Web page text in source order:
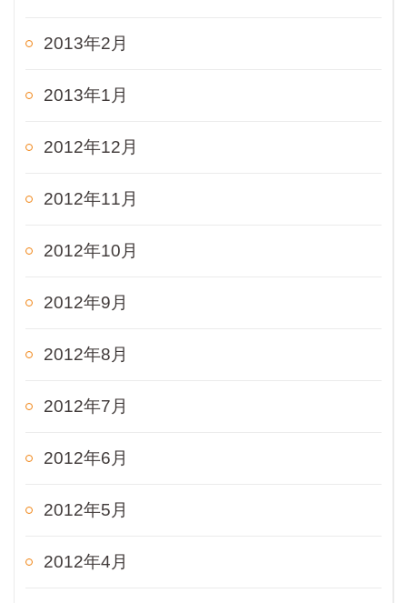
2013年2月
2013年1月
2012年12月
2012年11月
2012年10月
2012年9月
2012年8月
2012年7月
2012年6月
2012年5月
2012年4月